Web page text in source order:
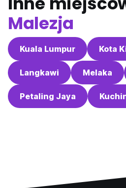
Malezja
Kuala Lumpur Kota
Langkawi Melaka
Petaling Jaya